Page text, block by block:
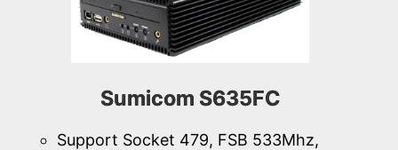
Sumicom S635FC
Support Socket 479, FSB 533Mhz,